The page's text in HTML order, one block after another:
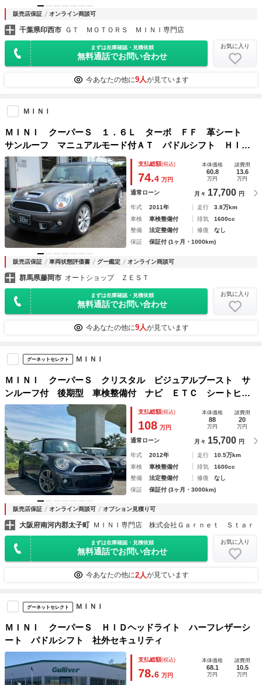
販売店保証 オンライン商談可
千葉県印西市 ＧＴ ＭＯＴＯＲＳ ＭＩＮＩ専門店
まずは在庫確認・見積依頼
無料通話でお問い合わせ
お気に入り
今あなたの他に9人が見ています
ＭＩＮＩ
ＭＩＮＩ クーパーＳ １．６Ｌ ターボ ＦＦ 革シート
サンルーフ マニュアルモード付ＡＴ パドルシフト ＨＩＤ
ヘッドライト 純正アルミホイール ＥＴＣ
支払総額(税込)
74.4 万円
本体価格
60.8
万円
諸費用
13.6
万円
通常ローン 月々 17,700 円
年式 2011年 走行
3.8万km
車検
車検整備付 排気
1600cc
整備
法定整備付 修復
なし
保証
保証付 (1ヶ月・1000km)
販売店保証 車両状態評価書 グー鑑定 オンライン商談可
群馬県藤岡市 オートショップ ＺＥＳＴ
まずは在庫確認・見積依頼
無料通話でお問い合わせ
お気に入り
今あなたの他に9人が見ています
グーネットセレクト ＭＩＮＩ
ＭＩＮＩ クーパーＳ クリスタル ビジュアルブースト サ
ンルーフ付 後期型 車検整備付 ナビ ＥＴＣ シートヒー
ター付 修復歴無 正規ディーラー車 ホワイトレザーシー
ト タイミングチェーン ステムシール交換 レムスマフラー
支払総額(税込)
108 万円
本体価格
88
万円
諸費用
20
万円
通常ローン 月々 15,700 円
年式 2012年 走行
10.5万km
車検
車検整備付 排気
1600cc
整備
法定整備付 修復
なし
保証
保証付 (3ヶ月・3000km)
販売店保証 オンライン商談可 オプション見積り可
大阪府南河内郡太子町 ＭＩＮＩ専門店 株式会社Ｇａｒｎｅｔ Ｓｔａｒ
まずは在庫確認・見積依頼
無料通話でお問い合わせ
お気に入り
今あなたの他に2人が見ています
グーネットセレクト ＭＩＮＩ
ＭＩＮＩ クーパーＳ ＨＩＤヘッドライト ハーフレザーシ
ート パドルシフト 社外セキュリティ
支払総額(税込)
78.6 万円
本体価格
68.1
万円
諸費用
10.5
万円